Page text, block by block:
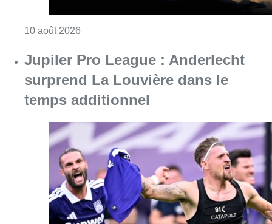
10 août 2026
Jupiler Pro League : Anderlecht
surprend La Louvière dans le
temps additionnel